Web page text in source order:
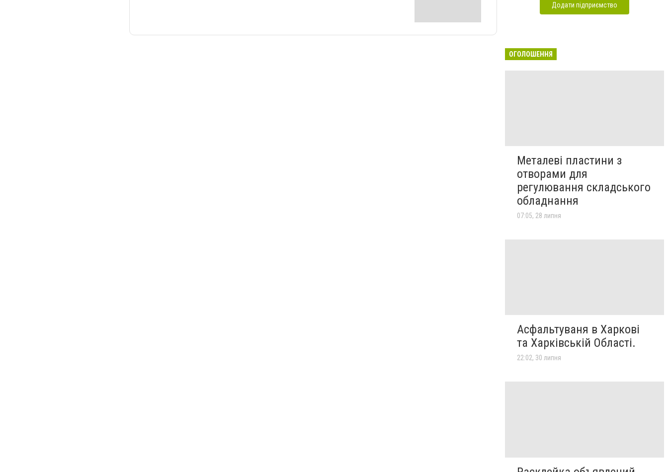
Додати підприємство
ОГОЛОШЕННЯ
Металеві пластини з
отворами для
регулювання складського
обладнання
07:05, 28 липня
Асфальтуваня в Харкові
та Харківській Області.
22:02, 30 липня